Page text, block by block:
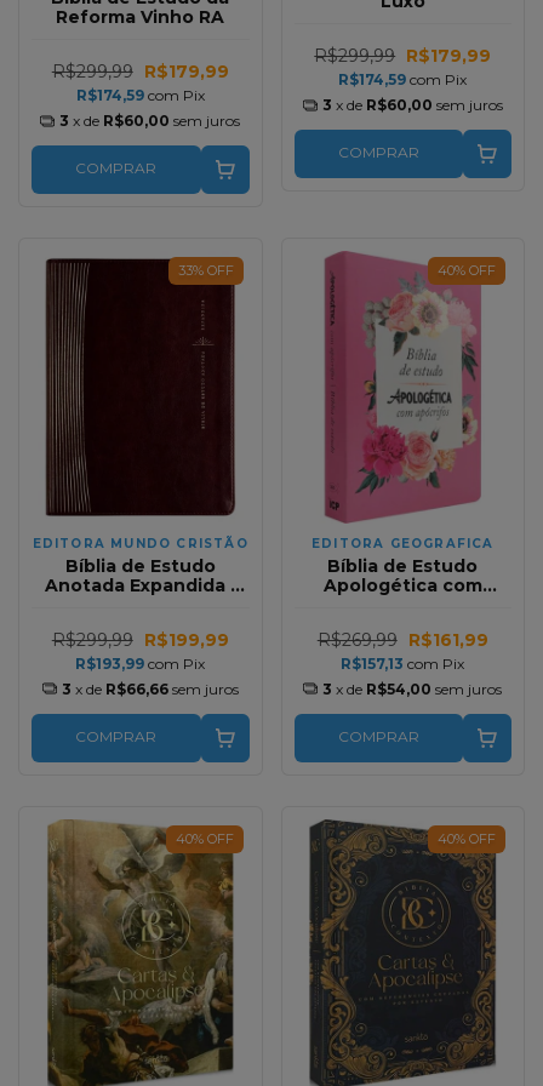
Reforma Vinho RA
R$299,99 R$179,99
R$174,59 com Pix
3 x de R$60,00 sem juros
COMPRAR
R$299,99 R$179,99
R$174,59com Pix
3 x de R$60,00 sem juros
COMPRAR
33% OFF
EDITORA MUNDO CRISTÃO
Bíblia de Estudo
Anotada Expandida |
R$299,99 R$199,99
R$193,99com Pix
3 x de R$66,66 sem juros
COMPRAR
40% OFF
EDITORA GEOGRAFICA
Bíblia de Estudo
Apologética com
R$269,99 R$161,99
R$157,13com Pix
3 x de R$54,00 sem juros
COMPRAR
40% OFF 40% OFF